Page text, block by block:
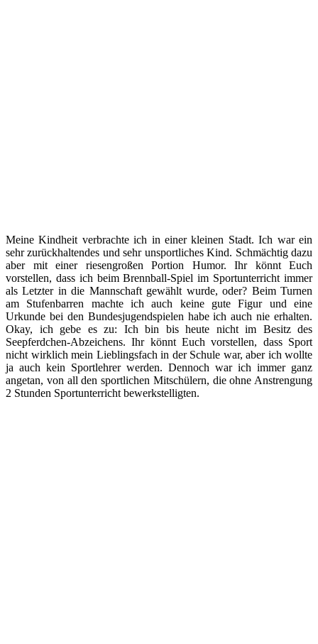
Meine Kindheit verbrachte ich in einer kleinen Stadt. Ich war ein
sehr zurückhaltendes und sehr unsportliches Kind. Schmächtig dazu
aber mit einer riesengroßen Portion Humor. Ihr könnt Euch
vorstellen, dass ich beim Brennball-Spiel im Sportunterricht immer
als Letzter in die Mannschaft gewählt wurde, oder? Beim Turnen
am Stufenbarren machte ich auch keine gute Figur und eine
Urkunde bei den Bundesjugendspielen habe ich auch nie erhalten.
Okay, ich gebe es zu: Ich bin bis heute nicht im Besitz des
Seepferdchen-Abzeichens. Ihr könnt Euch vorstellen, dass Sport
nicht wirklich mein Lieblingsfach in der Schule war, aber ich wollte
ja auch kein Sportlehrer werden. Dennoch war ich immer ganz
angetan, von all den sportlichen Mitschülern, die ohne Anstrengung
2 Stunden Sportunterricht bewerkstelligten.